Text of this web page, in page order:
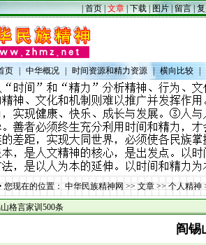
|首页|文章|下载| 图片|留言|
页 中华概况 时间资源和精力资源 | 横向比较
您现在的位置：中华民族精神网>>文章>>个人精神
格言家训500条
阎锡